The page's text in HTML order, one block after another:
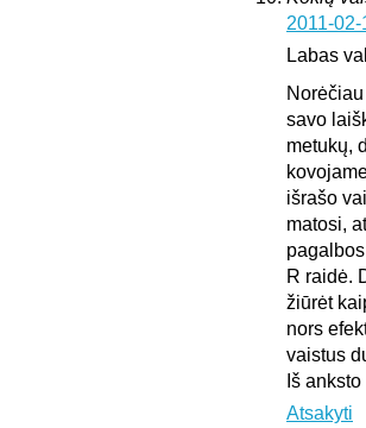
2011-
Labas
savo
metukų,
išrašo
matosi,
R raidė.
žiūrėt
nors
vaistus
Iš
Atsakyti